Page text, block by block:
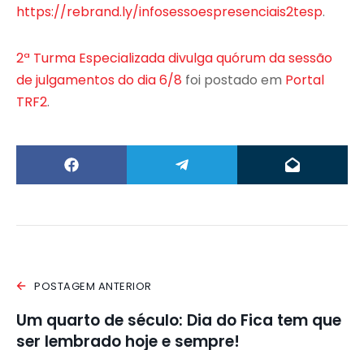
https://rebrand.ly/infosessoespresenciais2tesp.
2ª Turma Especializada divulga quórum da sessão
de julgamentos do dia 6/8 foi postado em Portal
TRF2.
POSTAGEM ANTERIOR
Um quarto de século: Dia do Fica tem que
ser lembrado hoje e sempre!